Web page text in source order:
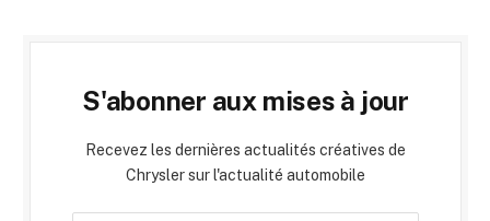
S'abonner aux mises à jour
Recevez les dernières actualités créatives de
Chrysler sur l'actualité automobile